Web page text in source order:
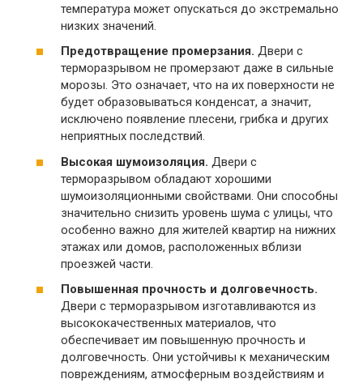
температура может опускаться до экстремально
низких значений.​
Предотвращение промерзания.​ Двери с
терморазрывом не промерзают даже в сильные
морозы.​ Это означает, что на их поверхности не
будет образовываться конденсат, а значит,
исключено появление плесени, грибка и других
неприятных последствий.
Высокая шумоизоляция.​ Двери с
терморазрывом обладают хорошими
шумоизоляционными свойствами.​ Они способны
значительно снизить уровень шума с улицы, что
особенно важно для жителей квартир на нижних
этажах или домов, расположенных вблизи
проезжей части.​
Повышенная прочность и долговечность.​
Двери с терморазрывом изготавливаются из
высококачественных материалов, что
обеспечивает им повышенную прочность и
долговечность.​ Они устойчивы к механическим
повреждениям, атмосферным воздействиям и